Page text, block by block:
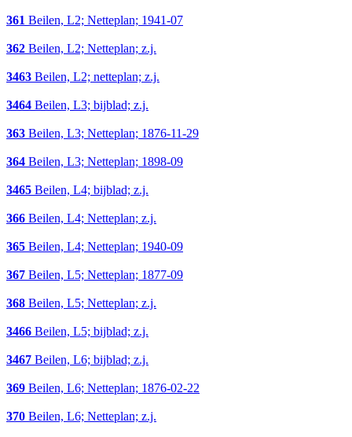
361 Beilen, L2; Netteplan; 1941-07
362 Beilen, L2; Netteplan; z.j.
3463 Beilen, L2; netteplan; z.j.
3464 Beilen, L3; bijblad; z.j.
363 Beilen, L3; Netteplan; 1876-11-29
364 Beilen, L3; Netteplan; 1898-09
3465 Beilen, L4; bijblad; z.j.
366 Beilen, L4; Netteplan; z.j.
365 Beilen, L4; Netteplan; 1940-09
367 Beilen, L5; Netteplan; 1877-09
368 Beilen, L5; Netteplan; z.j.
3466 Beilen, L5; bijblad; z.j.
3467 Beilen, L6; bijblad; z.j.
369 Beilen, L6; Netteplan; 1876-02-22
370 Beilen, L6; Netteplan; z.j.